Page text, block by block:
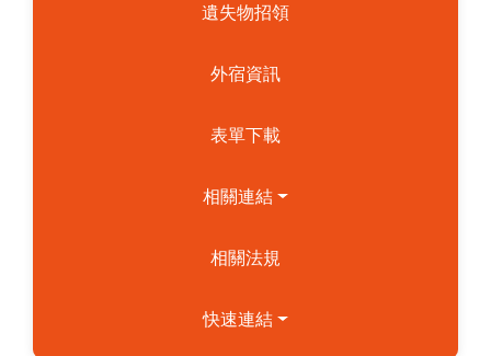
遺失物招領
外宿資訊
表單下載
相關連結
相關法規
快速連結